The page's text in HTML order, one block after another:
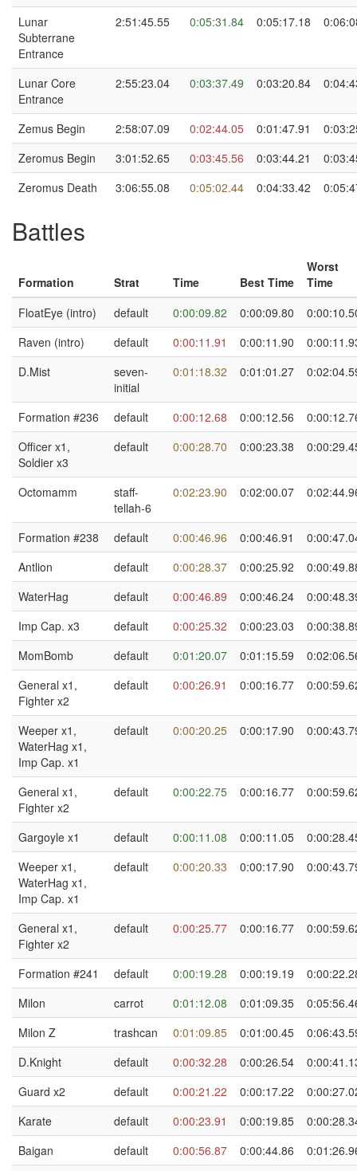
Lunar
Subterrane
Entrance
2:51:45.55 0:05:31.84 0:05:17.18
Lunar Core
Entrance
2:55:23.04 0:03:37.49 0:03:20.84
Zemus Begin 2:58:07.09 0:02:44.05 0:01:47.91
Zeromus Begin
3:01:52.65 0:03:45.56 0:03:44.21
Zeromus Death
3:06:55.08 0:05:02.44 0:04:33.42
Battles
Formation Strat Time Best Time
Worst
Time
FloatEye (intro)
default 0:00:09.82 0:00:09.80
Raven (intro)
default 0:00:11.91 0:00:11.90
D.Mist
seven-
initial
0:01:18.32 0:01:01.27
Formation #236 default 0:00:12.68 0:00:12.56
Officer x1,
Soldier x3
default 0:00:28.70 0:00:23.38
Octomamm
staff-
tellah-6
0:02:23.90 0:02:00.07
Formation #238 default 0:00:46.96 0:00:46.91
Antlion
default 0:00:28.37 0:00:25.92
WaterHag
default 0:00:46.89 0:00:46.24
Imp Cap. x3
default 0:00:25.32 0:00:23.03
MomBomb
default 0:01:20.07 0:01:15.59
General x1,
Fighter x2
default 0:00:26.91 0:00:16.77
Weeper x1,
WaterHag x1,
Imp Cap. x1
default 0:00:20.25 0:00:17.90
General x1,
Fighter x2
default 0:00:22.75 0:00:16.77
Gargoyle x1 default 0:00:11.08 0:00:11.05
Weeper x1,
WaterHag x1,
Imp Cap. x1
default 0:00:20.33 0:00:17.90
General x1,
Fighter x2
default 0:00:25.77 0:00:16.77
Formation #241 default 0:00:19.28 0:00:19.19
Milon
carrot 0:01:12.08 0:01:09.35
Milon Z
trashcan 0:01:09.85 0:01:00.45
D.Knight
default 0:00:32.28 0:00:26.54
Guard x2
default 0:00:21.22 0:00:17.22
Karate
default 0:00:23.91 0:00:19.85
Baigan
default 0:00:56.87 0:00:44.86